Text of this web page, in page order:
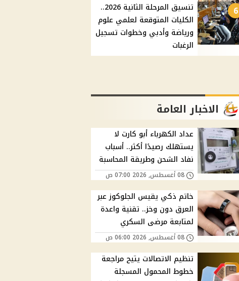
6
تنسيق المرحلة الثانية 2026..
الكليات المتوقعة لعلمي علوم
ورياضة وأدبي وخطوات تسجيل
الرغبات
الاخبار العامة
عداد الكهرباء أبو كارت لا
يستهلك رصيدًا أكثر.. أسباب
نفاد الشحن وطريقة المحاسبة
08 أغسطس, 2026 07:00 ص
خاتم ذكي يقيس الجلوكوز عبر
العرق دون وخز.. تقنية واعدة
لمتابعة مرضى السكري
08 أغسطس, 2026 06:00 ص
تنظيم الاتصالات يتيح مراجعة
خطوط المحمول المسجلة